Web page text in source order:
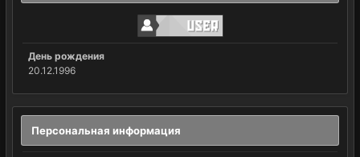
День рождения
20.12.1996
Персональная информация